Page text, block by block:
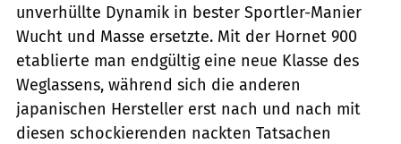
unverhüllte Dynamik in bester Sportler-Manier
Wucht und Masse ersetzte. Mit der Hornet 900
etablierte man endgültig eine neue Klasse des
Weglassens, während sich die anderen
japanischen Hersteller erst nach und nach mit
diesen schockierenden nackten Tatsachen